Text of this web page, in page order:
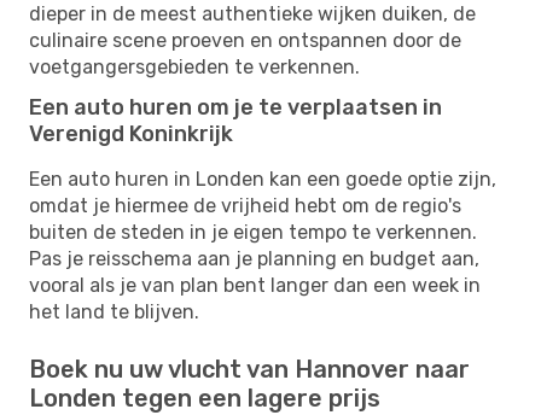
dieper in de meest authentieke wijken duiken, de
culinaire scene proeven en ontspannen door de
voetgangersgebieden te verkennen.
Een auto huren om je te verplaatsen in
Verenigd Koninkrijk
Een auto huren in Londen kan een goede optie zijn,
omdat je hiermee de vrijheid hebt om de regio's
buiten de steden in je eigen tempo te verkennen.
Pas je reisschema aan je planning en budget aan,
vooral als je van plan bent langer dan een week in
het land te blijven.
Boek nu uw vlucht van Hannover naar
Londen tegen een lagere prijs